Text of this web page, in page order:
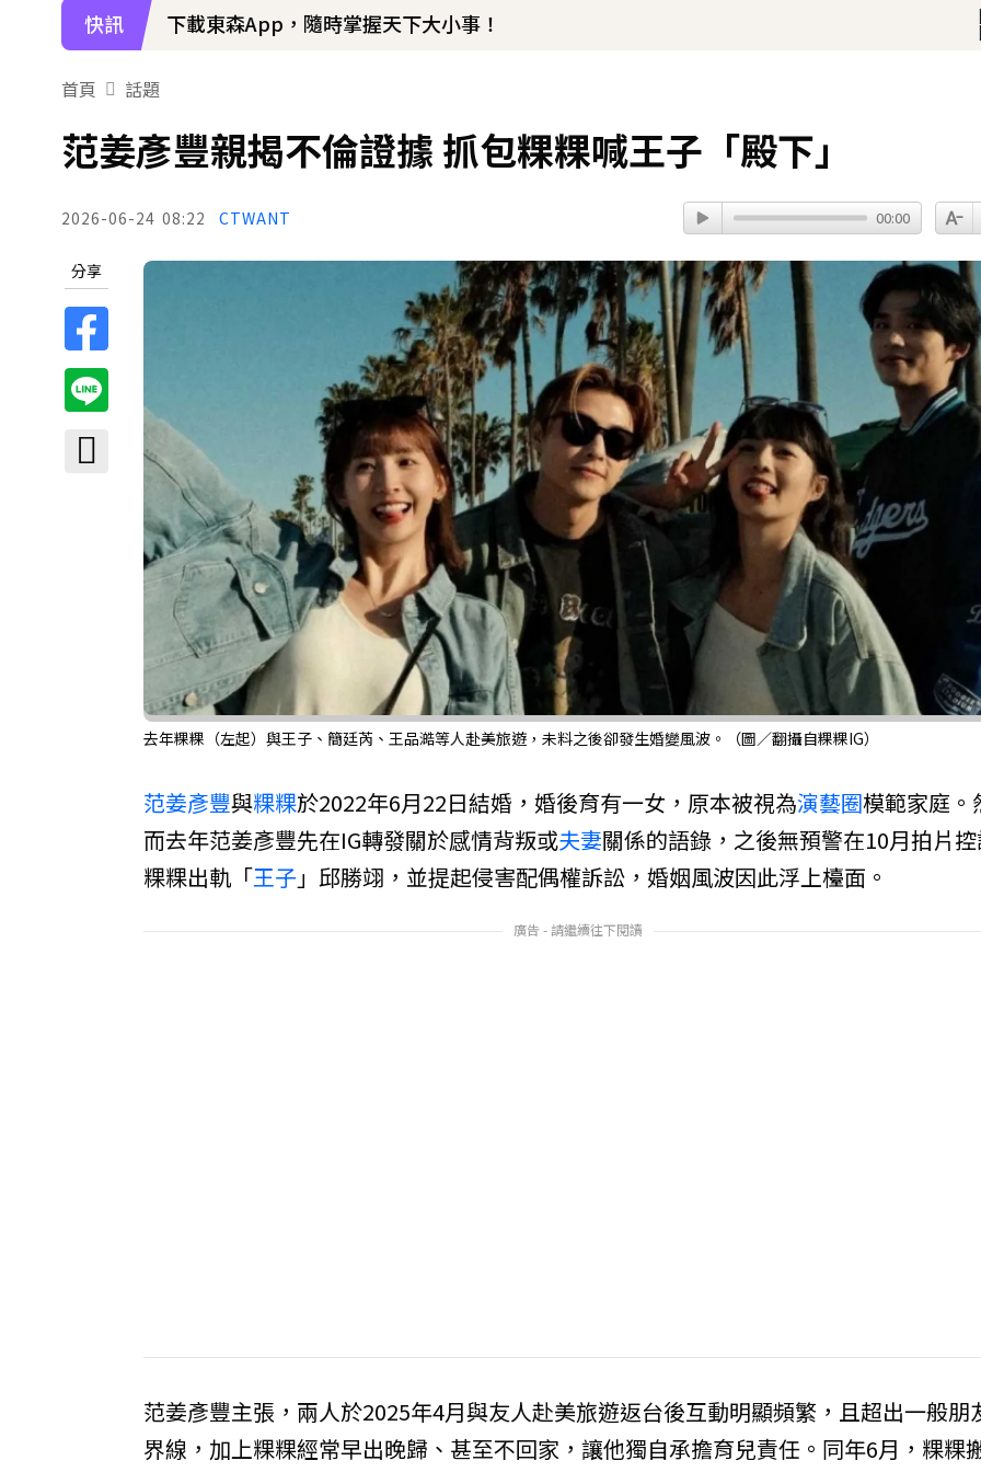
快訊 97萬網紅「肥大叔」驟逝！2天前才開直播 最後身影曝光粉鼻酸
首頁 話題
范姜彥豐親揭不倫證據 抓包粿粿喊王子「殿下」
2026-06-24 08:22 CTWANT 00:00
分享
去年粿粿（左起）與王子、簡廷芮、王品澔等人赴美旅遊，未料之後卻發生婚變風波。（圖／翻攝自粿粿IG）
范姜彥豐與粿粿於2022年6月22日結婚，婚後育有一女，原本被視為演藝圈模範家庭。
而去年范姜彥豐先在IG轉發關於感情背叛或夫妻關係的語錄，之後無預警在10月拍片
粿粿出軌「王子」邱勝翊，並提起侵害配偶權訴訟，婚姻風波因此浮上檯面。
廣告 - 請繼續往下閱讀
范姜彥豐主張，兩人於2025年4月與友人赴美旅遊返台後互動明顯頻繁，且超出一般朋
界線，加上粿粿經常早出晚歸、甚至不回家，讓他獨自承擔育兒責任。同年6月，粿粿